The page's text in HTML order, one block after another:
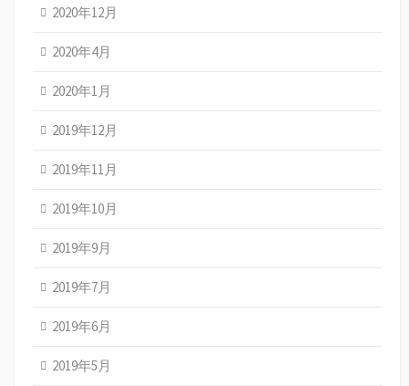
2020年12月
2020年4月
2020年1月
2019年12月
2019年11月
2019年10月
2019年9月
2019年7月
2019年6月
2019年5月